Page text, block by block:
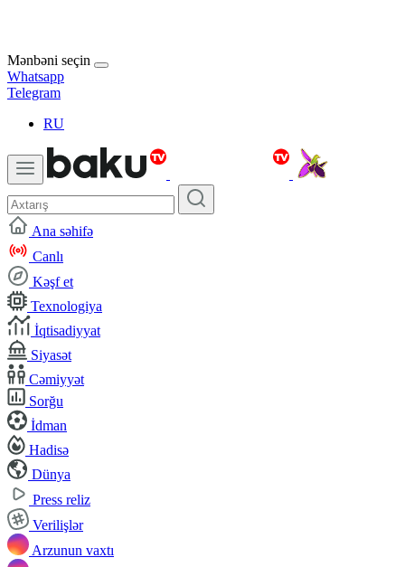
Mənbəni seçin
Whatsapp
Telegram
RU
Ana səhifə
Canlı
Kəşf et
Texnologiya
İqtisadiyyat
Siyasət
Cəmiyyət
Sorğu
İdman
Hadisə
Dünya
Press reliz
Verilişlər
Arzunun vaxtı